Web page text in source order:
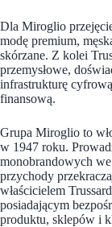
Dla Miroglio
modę premium,
skórzane. Z kolei
przemysłowe,
infrastrukturę
finansową.
Grupa Miroglio to
w 1947 roku.
monobrandowych
przychody
właścicielem
posiadającym
produktu, sklepów i